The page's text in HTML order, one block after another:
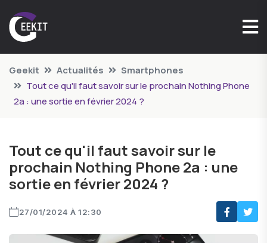
Geekit Actualités
Smartphones
Tout ce qu'il faut savoir sur le prochain Nothing Phone
2a : une sortie en février 2024 ?
Tout ce qu'il faut savoir sur le
prochain Nothing Phone 2a : une
sortie en février 2024 ?
27/01/2024 À 12:30